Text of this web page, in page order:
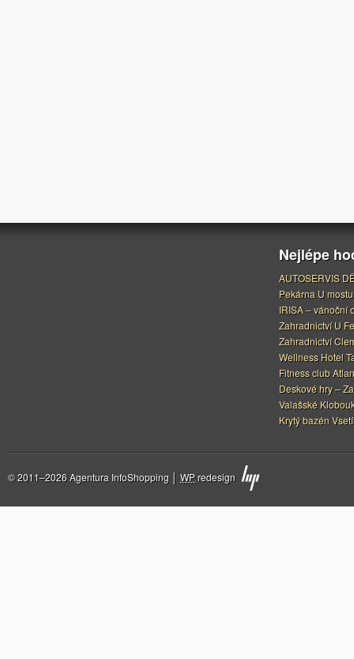
Nejlépe
AUTOSERVIS
Pekárna U mostu
IRISA – vánoční
Zahradnictví U
Zahradnictví
Wellness Hotel
Fitness club
Deskové hry –
Valašské
Krytý bazén
© 2011–2026 Agentura InfoShopping │ WPredesign